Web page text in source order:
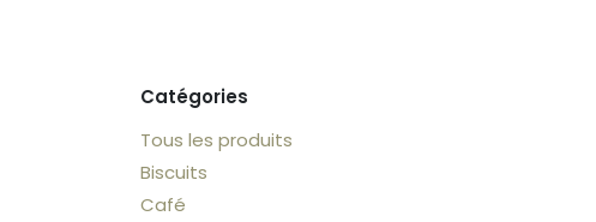
Catégories
Tous les produits
Biscuits
Café